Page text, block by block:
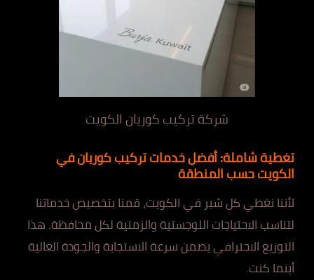
شركة تركيب كوريان الكويت
تغطية شاملة: أفضل خدمات تركيب كوريان في
الكويت حسب المنطقة
لأننا نغطي كل شبر في الكويت، قمنا بتخصيص خدماتنا
لتناسب الاحتياجات اللوجستية والزمنية لكل محافظة. هذا
التوزيع الاحترافي يضمن سرعة الاستجابة والجودة العالية
أينما كنت.